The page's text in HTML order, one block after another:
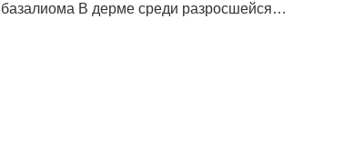
базалиома В дерме среди разросшейся…